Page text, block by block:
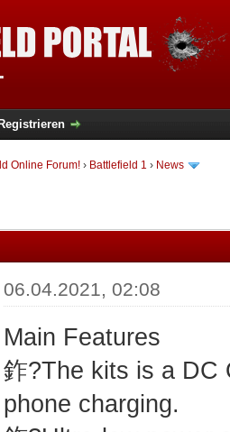
Registrieren
Online Forum! › Battlefield 1 › News
06.04.2021, 02:08
Main Features
鈼?The kits is a DC
phone charging.